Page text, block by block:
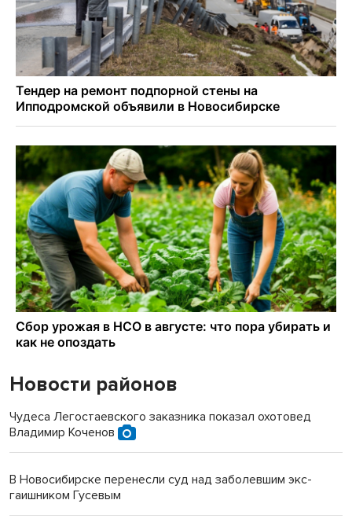
Новости районов
Чудеса Легостаевского заказника показал охотовед
Владимир Коченов
В Новосибирске перенесли суд над заболевшим экс-
гаишником Гусевым